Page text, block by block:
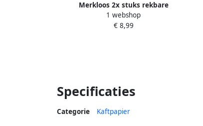
Merkloos 2x stuks rekbare
schoolboeken hoezen rood A5
Kaftpapier
1 webshop
€ 8,99
Specificaties
Categorie Kaftpapier